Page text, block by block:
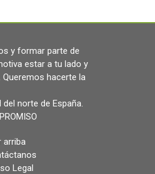
y formar parte de
estar a tu lado y
hacerte la
del norte de España.
arriba
Legal